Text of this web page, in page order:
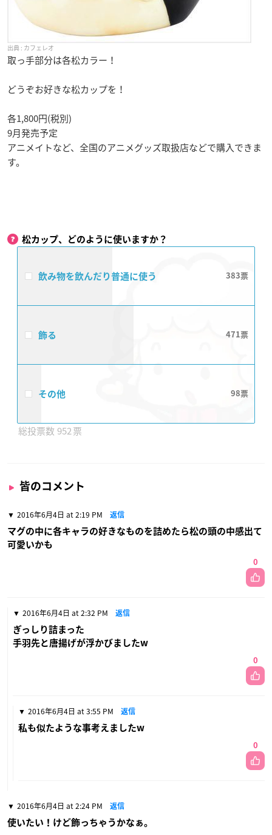
カフェレオ
取っ手部分は各松カラー！
どうぞお好きな松カップを！
各1,800円(税別)
9月発売予定
アニメイトなど、全国のアニメグッズ取扱店などで購入できま
す。
松カップ、どのように使いますか？
飲み物を飲んだり普通に使う 383
飾る 471
その他 98
952
皆のコメント
2016年6月4日 at 2:19 PM 返信
マグの中に各キャラの好きなものを詰めたら松の頭の中感出て
可愛いかも
0
2016年6月4日 at 2:32 PM 返信
ぎっしり詰まった
手羽先と唐揚げが浮かびましたw
0
2016年6月4日 at 3:55 PM 返信
私も似たような事考えましたw
0
2016年6月4日 at 2:24 PM 返信
使いたい！けど飾っちゃうかなぁ。